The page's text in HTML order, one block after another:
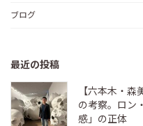
ブログ
最近の投稿
【六本木・
の考察。ロン
感」の正体